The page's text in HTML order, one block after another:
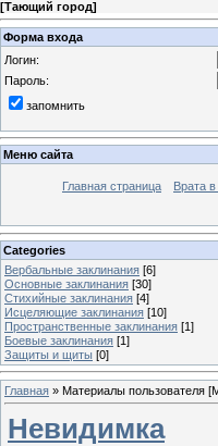
[Тающий город]
Форма входа
Логин:
Пароль:
запомнить
Меню сайта
Главная страница Врата
Categories
Вербальные заклинания [6]
Основные заклинания [30]
Стихийные заклинания [4]
Исцеляющие заклинания [10]
Пространственные заклинания [1]
Боевые заклинания [1]
Защиты и щиты [0]
Главная » Материалы пользователя
Невидимка